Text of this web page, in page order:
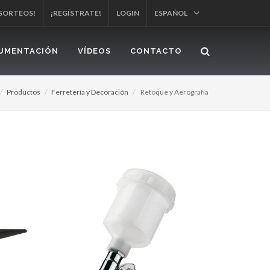
¡REGÍSTRATE! LOGIN ESPAÑOL
VÍDEOS CONTACTO
Productos Ferretería y Decoración Retoque y Aerografía